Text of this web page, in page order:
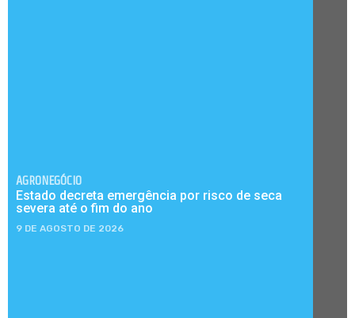
AGRONEGÓCIO
Estado decreta emergência por risco de seca
severa até o fim do ano
9 DE AGOSTO DE 2026